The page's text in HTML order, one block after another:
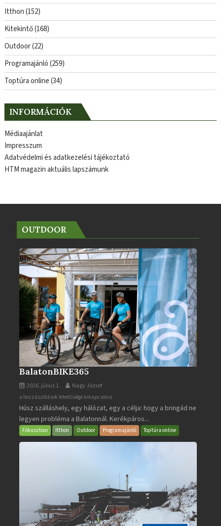
Itthon(152)
Kitekintő(168)
Outdoor(22)
Programajánló(259)
Toptúra online(34)
INFORMÁCIÓK
Médiaajánlat
Impresszum
Adatvédelmi és adatkezelési tájékoztató
HTM magazin aktuális lapszámunk
OUTDOOR
BalatonBIKE365
2026. július 1. Nagy József
BalatonBIKE365
bejegyzéshez
a hozzászólások lehetősége kikapcsolva
Húsz szálláshely, egy hálózat, egy a célja: hogy a bringád ne
legyen probléma a Balatonnál. Kerékpáros...
Fókuszban Itthon Outdoor Programajánló Toptúra online